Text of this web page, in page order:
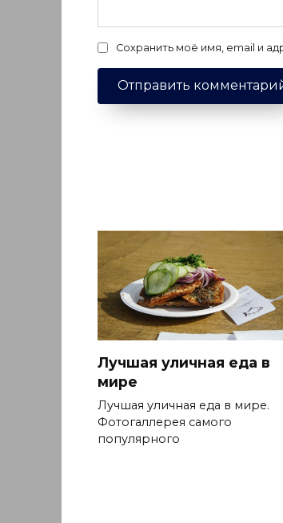
Сохранить моё имя, email и
Лучшая уличная еда в
мире
Лучшая уличная еда в мире.
Фотогаллерея самого
популярного